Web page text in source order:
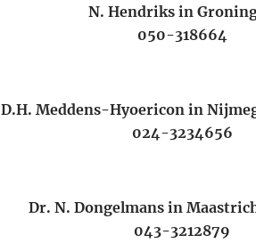
N. Hendriks in
050-318664
D.H. Meddens-Hyoericon in
024-3234656
Dr. N. Dongelmans in
043-3212879